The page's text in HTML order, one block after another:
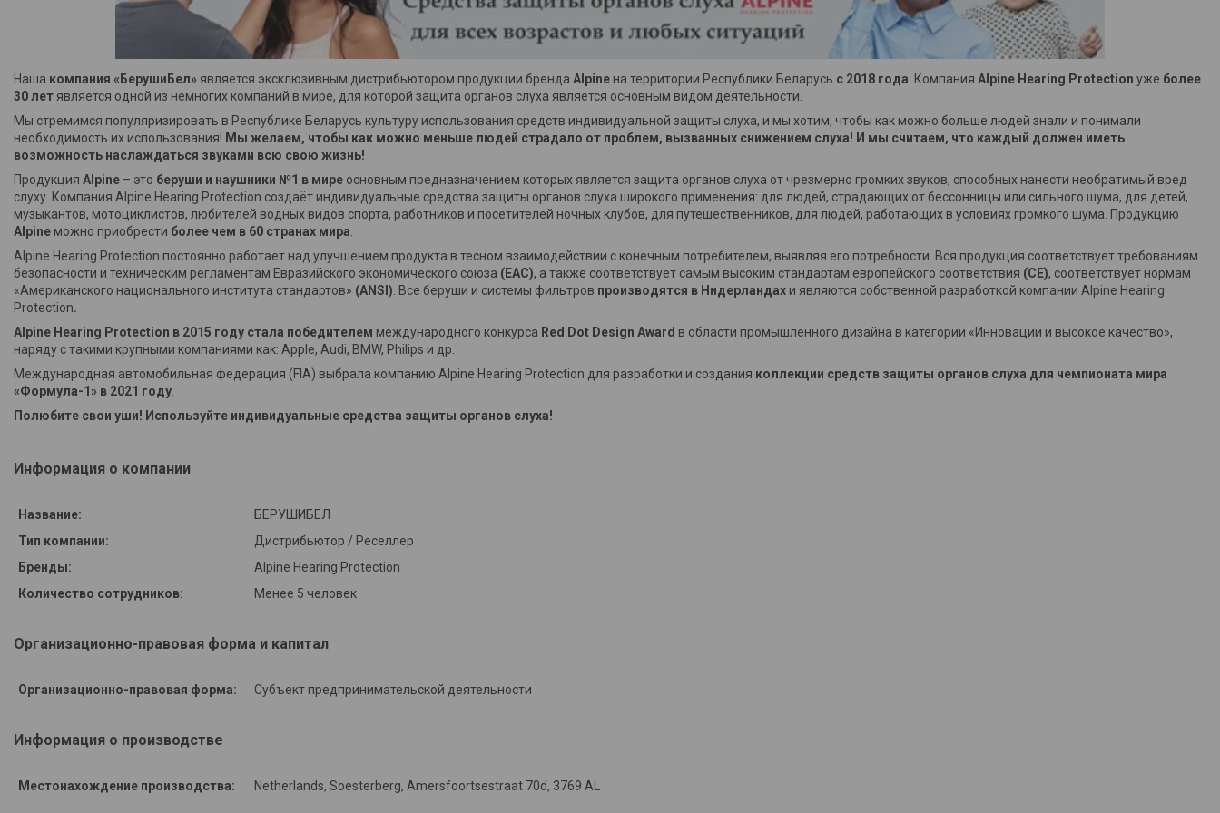
Наша компания «БерушиБел» является эксклюзивным дистрибьютором продукции бренда Alpine на территории Республики Беларусь с 2018 года . Компания Alpine Hearing Protection уже более
30 лет является одной из немногих компаний в мире, для которой защита органов слуха является основным видом деятельности.
Мы стремимся популяризировать в Республике Беларусь культуру использования средств индивидуальной защиты слуха, и мы хотим, чтобы как можно больше людей знали и понимали
необходимость их использования! Мы желаем, чтобы как можно меньше людей страдало от проблем, вызванных снижением слуха! И мы считаем, что каждый должен иметь
возможность наслаждаться звуками всю свою жизнь!
Продукция Alpine – это беруши и наушники №1 в мире основным предназначением которых является защита органов слуха от чрезмерно громких звуков, способных нанести необратимый вред
слуху. Компания Alpine Hearing Protection создаёт индивидуальные средства защиты органов слуха широкого применения: для людей, страдающих от бессонницы или сильного шума, для детей,
музыкантов, мотоциклистов, любителей водных видов спорта, работников и посетителей ночных клубов, для путешественников, для людей, работающих в условиях громкого шума. Продукцию
Alpine можно приобрести более чем в 60 странах мира
Alpine Hearing Protection постоянно работает над улучшением продукта в тесном взаимодействии с конечным потребителем, выявляя его потребности. Вся продукция соответствует требованиям
безопасности и техническим регламентам Евразийского экономического союза (EAC), а также соответствует самым высоким стандартам европейского соответствия (CE), соответствует нормам
«Американского национального института стандартов» (ANSI) . Все беруши и системы фильтров производятся в Нидерландах и являются собственной разработкой компании Alpine Hearing
Protection.
Alpine Hearing Protection в 2015 году стала победителем международного конкурса Red Dot Design Award в области промышленного дизайна в категории «Инновации и высокое качество»,
наряду с такими крупными компаниями как: Apple, Audi, BMW, Philips и др.
Международная автомобильная федерация (FIA) выбрала компанию Alpine Hearing Protection для разработки и создания коллекции средств защиты органов слуха для чемпионата мира
«Формула-1» в 2021 году
Полюбите свои уши! Используйте индивидуальные средства защиты органов слуха!
Информация о компании
Название:
БЕРУШИБЕЛ
Тип компании:
Дистрибьютор / Реселлер
Бренды:
Alpine Hearing Protection
Количество сотрудников:
Менее 5 человек
Организационно-правовая форма и капитал
Организационно-правовая форма: Субъект предпринимательской деятельности
Информация о производстве
Местонахождение производства: Netherlands, Soesterberg, Amersfoortsestraat 70d, 3769 AL